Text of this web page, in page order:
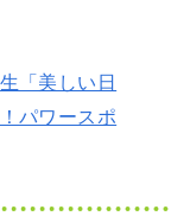
「美しい日
パワースポ